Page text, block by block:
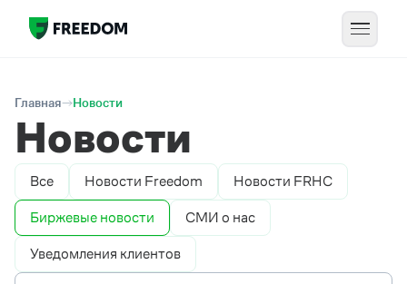
Главная Новости
Новости
Все Новости Freedom Новости FRHC
Биржевые новости СМИ о нас
Уведомления клиентов